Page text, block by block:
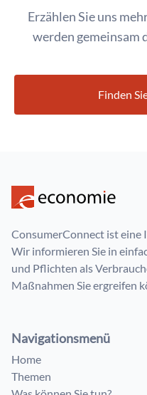
Erzählen Sie uns
werden gemeinsam
Finden
ConsumerConnect ist
Wir informieren Sie in
und Pflichten als
Maßnahmen Sie ergreifen
Navigationsmenü
Home
Themen